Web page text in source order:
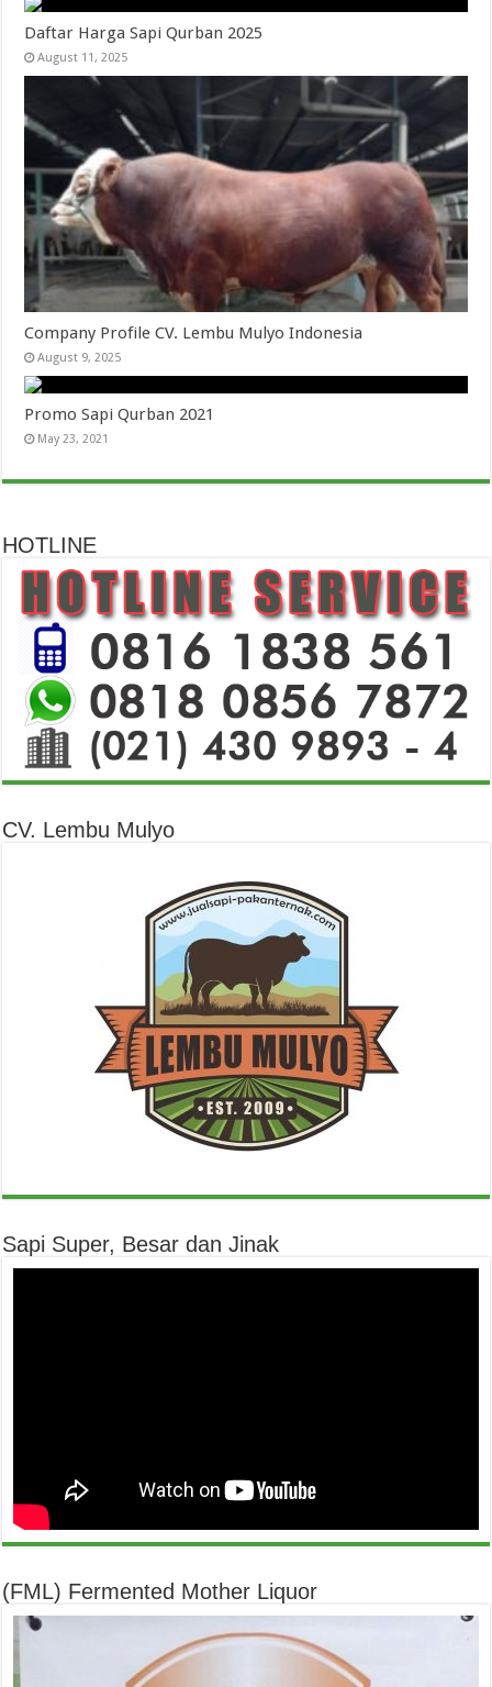
Daftar Harga Sapi Qurban 2025
August 11, 2025
Company Profile CV. Lembu Mulyo Indonesia
August 9, 2025
Promo Sapi Qurban 2021
May 23, 2021
HOTLINE
CV. Lembu Mulyo
Sapi Super, Besar dan Jinak
(FML) Fermented Mother Liquor